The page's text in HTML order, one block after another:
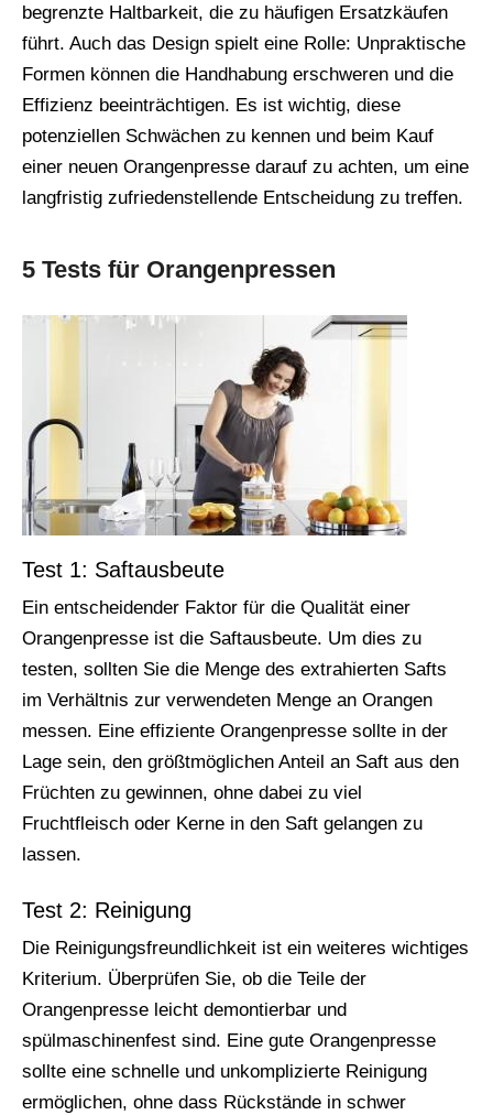
begrenzte Haltbarkeit, die zu häufigen Ersatzkäufen
führt. Auch das Design spielt eine Rolle: Unpraktische
Formen können die Handhabung erschweren und die
Effizienz beeinträchtigen. Es ist wichtig, diese
potenziellen Schwächen zu kennen und beim Kauf
einer neuen Orangenpresse darauf zu achten, um eine
langfristig zufriedenstellende Entscheidung zu treffen.
5 Tests für Orangenpressen
Test 1: Saftausbeute
Ein entscheidender Faktor für die Qualität einer
Orangenpresse ist die Saftausbeute. Um dies zu
testen, sollten Sie die Menge des extrahierten Safts
im Verhältnis zur verwendeten Menge an Orangen
messen. Eine effiziente Orangenpresse sollte in der
Lage sein, den größtmöglichen Anteil an Saft aus den
Früchten zu gewinnen, ohne dabei zu viel
Fruchtfleisch oder Kerne in den Saft gelangen zu
lassen.
Test 2: Reinigung
Die Reinigungsfreundlichkeit ist ein weiteres wichtiges
Kriterium. Überprüfen Sie, ob die Teile der
Orangenpresse leicht demontierbar und
spülmaschinenfest sind. Eine gute Orangenpresse
sollte eine schnelle und unkomplizierte Reinigung
ermöglichen, ohne dass Rückstände in schwer